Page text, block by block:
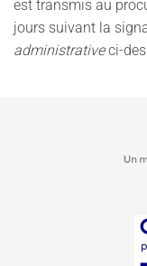
est transmis au
jours suivant la
administrativeci-